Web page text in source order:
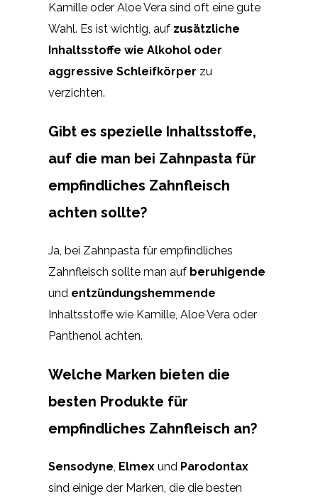
Kamille oder Aloe Vera sind oft eine gute
Wahl. Es ist wichtig, auf zusätzliche
Inhaltsstoffe wie Alkohol oder
aggressive Schleifkörper zu
verzichten.
Gibt es spezielle Inhaltsstoffe,
auf die man bei Zahnpasta für
empfindliches Zahnfleisch
achten sollte?
Ja, bei Zahnpasta für empfindliches
Zahnfleisch sollte man auf beruhigende
und entzündungshemmende
Inhaltsstoffe wie Kamille, Aloe Vera oder
Panthenol achten.
Welche Marken bieten die
besten Produkte für
empfindliches Zahnfleisch an?
Sensodyne, Elmex und Parodontax
sind einige der Marken, die die besten